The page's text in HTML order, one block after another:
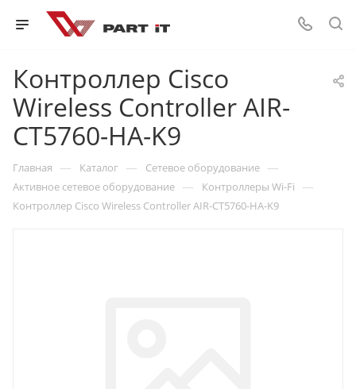
Контроллер Cisco
Wireless Controller AIR-
CT5760-HA-K9
Главная — Каталог — Сетевое оборудование —
Активное сетевое оборудование — Контроллеры Wi-Fi —
Контроллер Cisco Wireless Controller AIR-CT5760-HA-K9